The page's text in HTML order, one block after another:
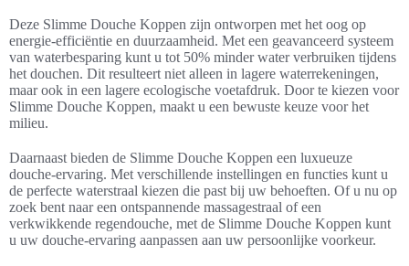
Deze Slimme Douche Koppen zijn ontworpen met het oog op
energie-efficiëntie en duurzaamheid. Met een geavanceerd systeem
van waterbesparing kunt u tot 50% minder water verbruiken tijdens
het douchen. Dit resulteert niet alleen in lagere waterrekeningen,
maar ook in een lagere ecologische voetafdruk. Door te kiezen voor
Slimme Douche Koppen, maakt u een bewuste keuze voor het
milieu.
Daarnaast bieden de Slimme Douche Koppen een luxueuze
douche-ervaring. Met verschillende instellingen en functies kunt u
de perfecte waterstraal kiezen die past bij uw behoeften. Of u nu op
zoek bent naar een ontspannende massagestraal of een
verkwikkende regendouche, met de Slimme Douche Koppen kunt
u uw douche-ervaring aanpassen aan uw persoonlijke voorkeur.